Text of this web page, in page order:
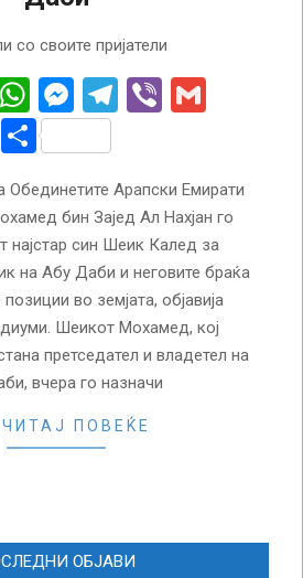
со своите пријатели
WhatsApp
Messenger
Telegram
Viber
Share
Обединетите Арапски Емирати
бин Зајед Ал Нахјан го
најстар син Шеик Калед за
на Абу Даби и неговите браќа
позиции во земјата, објавија
Шеикот Мохамед, кој
претседател и владетел на
вчера го назначи
ПОВЕЌЕ
ОБЈАВИ